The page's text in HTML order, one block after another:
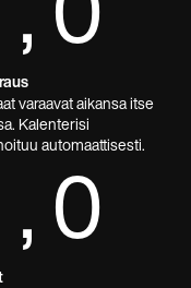
varaavat aikansa itse
Kalenterisi
automaattisesti.